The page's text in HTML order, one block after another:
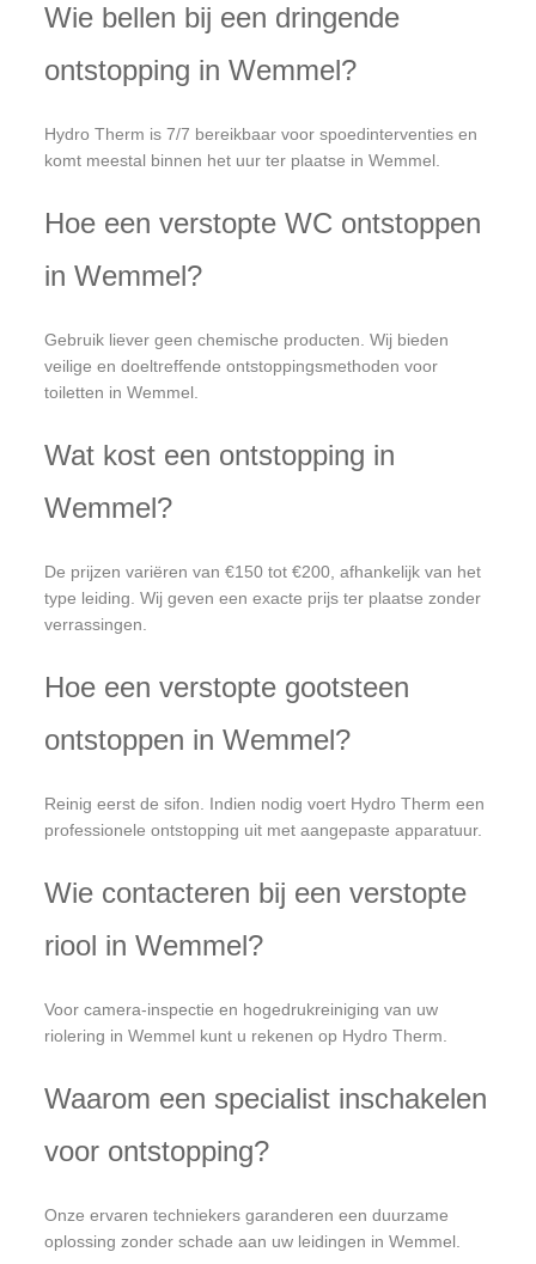
Wie bellen bij een dringende
ontstopping in Wemmel?
Hydro Therm is 7/7 bereikbaar voor spoedinterventies en
komt meestal binnen het uur ter plaatse in Wemmel.
Hoe een verstopte WC ontstoppen
in Wemmel?
Gebruik liever geen chemische producten. Wij bieden
veilige en doeltreffende ontstoppingsmethoden voor
toiletten in Wemmel.
Wat kost een ontstopping in
Wemmel?
De prijzen variëren van €150 tot €200, afhankelijk van het
type leiding. Wij geven een exacte prijs ter plaatse zonder
verrassingen.
Hoe een verstopte gootsteen
ontstoppen in Wemmel?
Reinig eerst de sifon. Indien nodig voert Hydro Therm een
professionele ontstopping uit met aangepaste apparatuur.
Wie contacteren bij een verstopte
riool in Wemmel?
Voor camera-inspectie en hogedrukreiniging van uw
riolering in Wemmel kunt u rekenen op Hydro Therm.
Waarom een specialist inschakelen
voor ontstopping?
Onze ervaren techniekers garanderen een duurzame
oplossing zonder schade aan uw leidingen in Wemmel.